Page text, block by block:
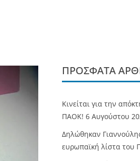
ΠΡΌΣΦΑΤΑ
Κινείται για την
ΠΑΟΚ! 6 Αυγούστου
Δηλώθηκαν
ευρωπαϊκή λίστα του